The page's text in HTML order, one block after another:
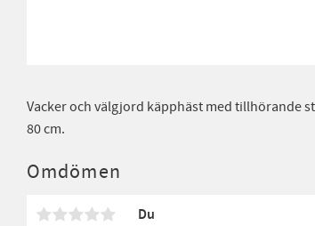
Vacker och välgjord käpphäst med tillhörande
80 cm.
Omdömen
Du